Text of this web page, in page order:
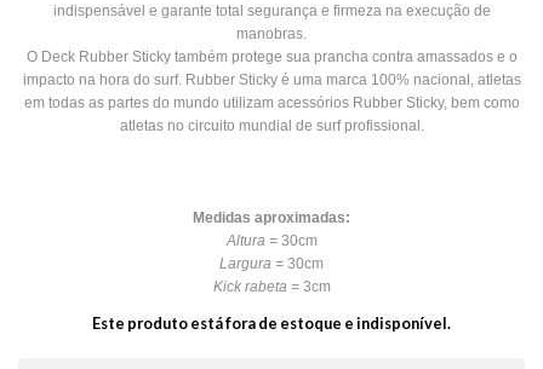
indispensável e garante total segurança e firmeza na execução de
manobras.
O Deck Rubber Sticky também protege sua prancha contra amassados e o
impacto na hora do surf. Rubber Sticky é uma marca 100% nacional, atletas
em todas as partes do mundo utilizam acessórios Rubber Sticky, bem como
atletas no circuito mundial de surf profissional.
Medidas aproximadas:
Altura =30cm
Largura = 30cm
Kick rabeta =3cm
Este produto está fora de estoque e indisponível.